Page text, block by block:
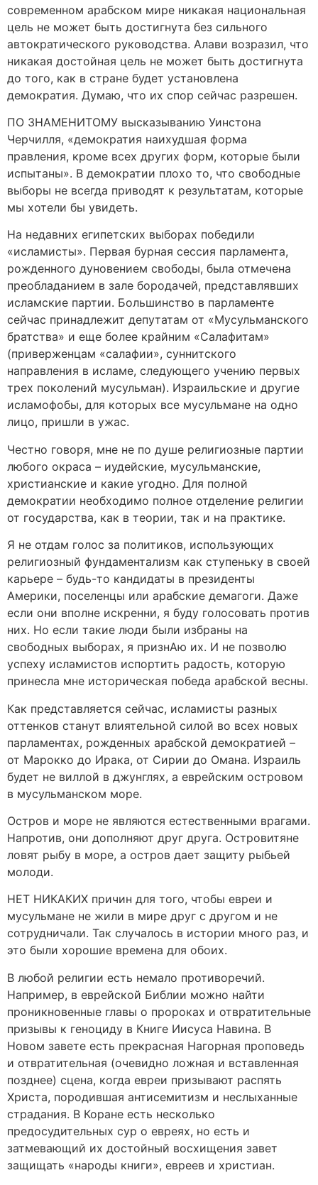
современном арабском мире никакая национальная
цель не может быть достигнута без сильного
автократического руководства. Алави возразил, что
никакая достойная цель не может быть достигнута
до того, как в стране будет установлена
демократия. Думаю, что их спор сейчас разрешен.
ПО ЗНАМЕНИТОМУ высказыванию Уинстона
Черчилля, «демократия наихудшая форма
правления, кроме всех других форм, которые были
испытаны». В демократии плохо то, что свободные
выборы не всегда приводят к результатам, которые
мы хотели бы увидеть.
На недавних египетских выборах победили
«исламисты». Первая бурная сессия парламента,
рожденного дуновением свободы, была отмечена
преобладанием в зале бородачей, представлявших
исламские партии. Большинство в парламенте
сейчас принадлежит депутатам от «Мусульманского
братства» и еще более крайним «Салафитам»
(приверженцам «салафии», суннитского
направления в исламе, следующего учению первых
трех поколений мусульман). Израильские и другие
исламофобы, для которых все мусульмане на одно
лицо, пришли в ужас.
Честно говоря, мне не по душе религиозные партии
любого окраса – иудейские, мусульманские,
христианские и какие угодно. Для полной
демократии необходимо полное отделение религии
от государства, как в теории, так и на практике.
Я не отдам голос за политиков, использующих
религиозный фундаментализм как ступеньку в своей
карьере – будь-то кандидаты в президенты
Америки, поселенцы или арабские демагоги. Даже
если они вполне искренни, я буду голосовать против
них. Но если такие люди были избраны на
свободных выборах, я признАю их. И не позволю
успеху исламистов испортить радость, которую
принесла мне историческая победа арабской весны.
Как представляется сейчас, исламисты разных
оттенков станут влиятельной силой во всех новых
парламентах, рожденных арабской демократией –
от Марокко до Ирака, от Сирии до Омана. Израиль
будет не виллой в джунглях, а еврейским островом
в мусульманском море.
Остров и море не являются естественными врагами.
Напротив, они дополняют друг друга. Островитяне
ловят рыбу в море, а остров дает защиту рыбьей
молоди.
НЕТ НИКАКИХ причин для того, чтобы евреи и
мусульмане не жили в мире друг с другом и не
сотрудничали. Так случалось в истории много раз, и
это были хорошие времена для обоих.
В любой религии есть немало противоречий.
Например, в еврейской Библии можно найти
проникновенные главы о пророках и отвратительные
призывы к геноциду в Книге Иисуса Навина. В
Новом завете есть прекрасная Нагорная проповедь
и отвратительная (очевидно ложная и вставленная
позднее) сцена, когда евреи призывают распять
Христа, породившая антисемитизм и неслыханные
страдания. В Коране есть несколько
предосудительных сур о евреях, но есть и
затмевающий их достойный восхищения завет
защищать «народы книги», евреев и христиан.